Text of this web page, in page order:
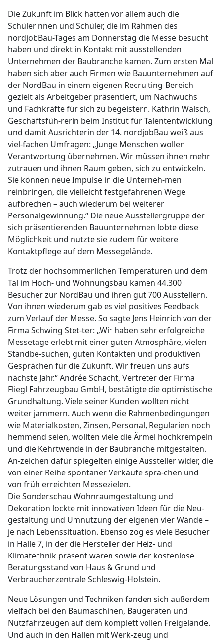
Die Zukunft im Blick hatten vor allem auch die
Schülerinnen und Schüler, die im Rahmen des
nordjobBau-Tages am Donnerstag die Messe besucht
haben und direkt in Kontakt mit ausstellenden
Unternehmen der Baubranche kamen. Zum ersten Mal
haben sich aber auch Firmen wie Bauunternehmen auf
der NordBau in einem eigenen Recruiting-Bereich
gezielt als Arbeitgeber präsentiert, um Nachwuchs
und Fachkräfte für sich zu begeistern. Kathrin Walsch,
Geschäftsfüh-rerin beim Institut für Talententwicklung
und damit Ausrichterin der 14. nordjobBau weiß aus
viel-fachen Umfragen: „Junge Menschen wollen
Verantwortung übernehmen. Wir müssen ihnen mehr
zutrauen und ihnen Raum geben, sich zu entwickeln.
Sie können neue Impulse in die Unterneh-men
reinbringen, die vielleicht festgefahrenen Wege
aufbrechen – auch wiederum bei weiterer
Personalgewinnung.“ Die neue Ausstellergruppe der
sich präsentierenden Bauunternehmen lobte diese
Möglichkeit und nutzte sie zudem für weitere
Kontaktpflege auf dem Messegelände.
Trotz der hochsommerlichen Temperaturen und dem
Tal im Hoch- und Wohnungsbau kamen 44.300
Besucher zur NordBau und ihren gut 700 Ausstellern.
Von ihnen wiederum gab es viel positives Feedback
zum Verlauf der Messe. So sagte Jens Heinrich von der
Firma Schwing Stet-ter: „Wir haben sehr erfolgreiche
Messetage erlebt mit einer guten Atmosphäre, vielen
Standbe-suchen, guten Kontakten und produktiven
Gesprächen für die Zukunft. Wir freuen uns aufs
nächste Jahr.“ Andrée Schacht, Vertreter der Firma
Fliegl Fahrzeugbau GmbH, bestätigte die optimistische
Grundhaltung. Viele seiner Kunden wollten nicht
weiter jammern. Auch wenn die Rahmenbedingungen
wie Materialkosten, Zinsen, Personal, Regularien noch
hemmend seien, wollten viele die Ärmel hochkrempeln
und die Kehrtwende in der Baubranche mitgestalten.
An-zeichen dafür spiegelten einige Aussteller wider, die
von einer Reihe spontaner Verkäufe spra-chen und
von früh erreichten Messezielen.
Die Sonderschau Wohnraumgestaltung und
Dekoration lockte mit innovativen Ideen für die Neu-
gestaltung und Umnutzung der eigenen vier Wände –
je nach Lebenssituation. Ebenso zog es viele Besucher
in Halle 7, in der die Hersteller der Heiz- und
Klimatechnik präsent waren sowie der kostenlose
Beratungsstand von Haus & Grund und
Verbraucherzentrale Schleswig-Holstein.
Neue Lösungen und Techniken fanden sich außerdem
vielfach bei den Baumaschinen, Baugeräten und
Nutzfahrzeugen auf dem komplett vollen Freigelände.
Und auch in den Hallen mit Werk-zeug und